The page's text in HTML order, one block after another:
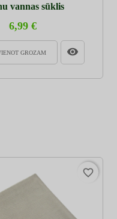
vannas sūklis
6,99 €
GROZAM
favorite_border